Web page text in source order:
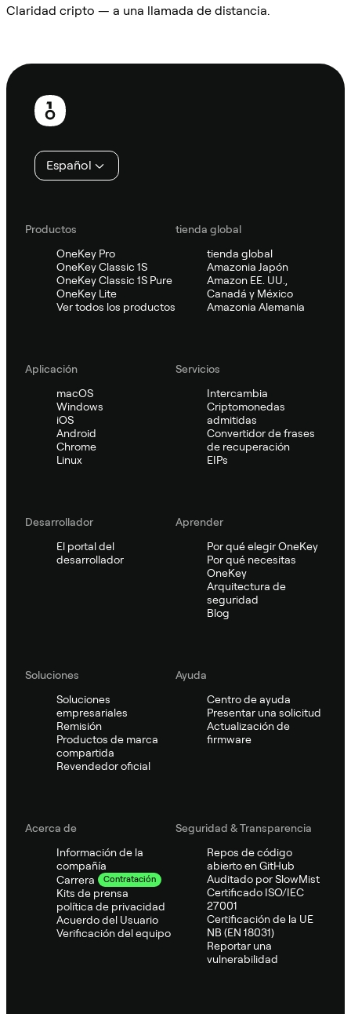
Claridad cripto — a una llamada de distancia.
Pie
página
Español
Productos
OneKey Pro
OneKey Classic 1S
OneKey Classic 1S Pure
OneKey Lite
Ver todos los productos
tienda global
tienda global
Amazonia Japón
Amazon EE. UU.,
Canadá y México
Amazonia Alemania
Aplicación
macOS
Windows
iOS
Android
Chrome
Linux
Servicios
Intercambia
Criptomonedas
admitidas
Convertidor de frases
de recuperación
EIPs
Desarrollador
El portal del
desarrollador
Aprender
Por qué elegir OneKey
Por qué necesitas
OneKey
Arquitectura de
seguridad
Blog
Soluciones
Soluciones
empresariales
Remisión
Productos de marca
compartida
Revendedor oficial
Ayuda
Centro de ayuda
Presentar una solicitud
Actualización de
firmware
Acerca de
Información de la
compañía
Carrera
Contratación
Kits de prensa
política de privacidad
Acuerdo del Usuario
Verificación del equipo
Seguridad & Transparencia
Repos de código
abierto en GitHub
Auditado por SlowMist
Certificado ISO/IEC
27001
Certificación de la UE
NB (EN 18031)
Reportar una
vulnerabilidad